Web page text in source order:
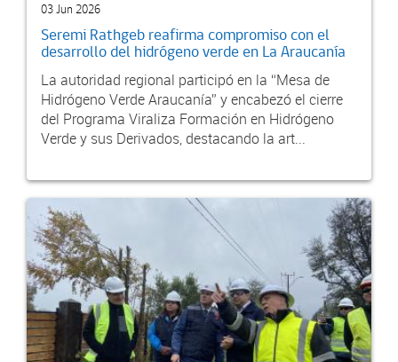
03 Jun 2026
Seremi Rathgeb reafirma compromiso con el
desarrollo del hidrógeno verde en La Araucanía
La autoridad regional participó en la “Mesa de
Hidrógeno Verde Araucanía” y encabezó el cierre
del Programa Viraliza Formación en Hidrógeno
Verde y sus Derivados, destacando la art...